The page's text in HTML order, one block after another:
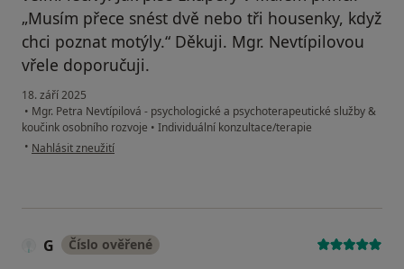
„Musím přece snést dvě nebo tři housenky, když
chci poznat motýly.“ Děkuji. Mgr. Nevtípilovou
vřele doporučuji.
18. září 2025
• Mgr. Petra Nevtípilová - psychologické a psychoterapeutické služby &
koučink osobního rozvoje • Individuální konzultace/terapie
• podle názoru uživatele J.S.
Nahlásit zneužití
G Číslo ověřené